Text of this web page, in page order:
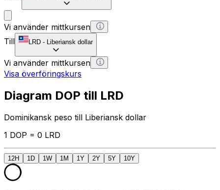
Vi använder mittkursen
Till
LRD - Liberiansk dollar
Vi använder mittkursen
Visa överföringskurs
Diagram DOP till LRD
Dominikansk peso till Liberiansk dollar
1 DOP = 0 LRD
12H 1D 1W 1M 1Y 2Y 5Y 10Y